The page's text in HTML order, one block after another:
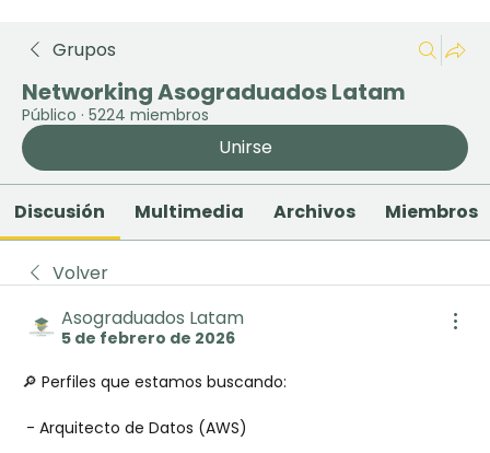
Grupos
Networking Asograduados Latam
Público · 5224 miembros
Unirse
Discusión Multimedia Archivos Miembros
Volver
Asograduados Latam
5 de febrero de 2026
🔎 Perfiles que estamos buscando:
- Arquitecto de Datos (AWS)